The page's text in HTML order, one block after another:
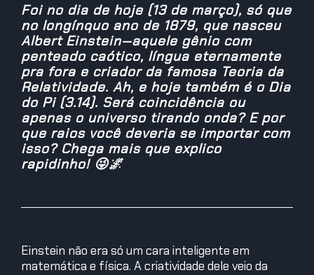
Foi no dia de hoje (13 de março), só que
no longínquo ano de 1879, que nasceu
Albert Einstein—aquele gênio com
penteado caótico, língua eternamente
pra fora e criador da famosa Teoria da
Relatividade. Ah, e hoje também é o Dia
do Pi (3.14). Será coincidência ou
apenas o universo tirando onda? E por
que raios você deveria se importar com
isso? Chega mais que explico
rapidinho! 😜🌌
Einstein não era só um cara inteligente em
matemática e física. A criatividade dele veio da